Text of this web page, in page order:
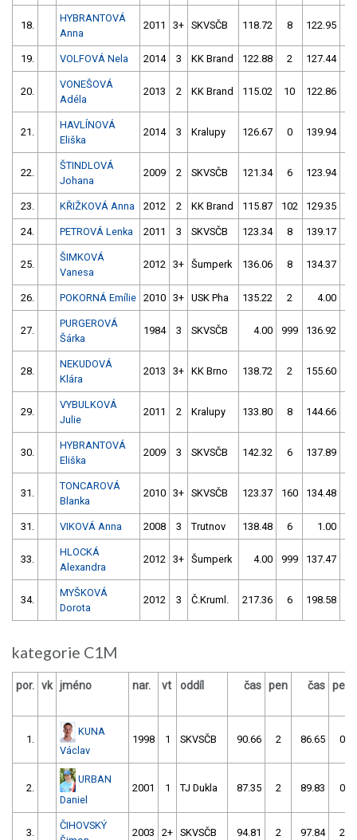
18.
HYBRANTOVÁ
Anna
2011 3+ SKVSČB 118.72 8 122.95
19. VOLFOVÁ Nela 2014 3 KK Brand 122.88 2 127.44
20.
VONEŠOVÁ
Adéla
2013 2 KK Brand 115.02 10 122.86
21.
HAVLÍNOVÁ
Eliška
2014 3 Kralupy 126.67 0 139.94
22.
ŠTINDLOVÁ
Johana
2009 2 SKVSČB 121.34 6 123.94
23. KŘIŽKOVÁ Anna 2012 2 KK Brand 115.87 102 129.35
24. PETROVÁ Lenka 2011 3 SKVSČB 123.34 8 139.17
25.
ŠIMKOVÁ
Vanesa
2012 3+ Šumperk 136.06 8 134.37
26. POKORNÁ Emílie 2010 3+ USK Pha 135.22 2 4.00
27.
PURGEROVÁ
Šárka
1984 3 SKVSČB 4.00 999 136.92
28.
NEKUDOVÁ
Klára
2013 3+ KK Brno 138.72 2 155.60
29.
VYBULKOVÁ
Julie
2011 2 Kralupy 133.80 8 144.66
30.
HYBRANTOVÁ
Eliška
2009 3 SKVSČB 142.32 6 137.89
31.
TONCAROVÁ
Blanka
2010 3+ SKVSČB 123.37 160 134.48
31. VIKOVÁ Anna 2008 3 Trutnov 138.48 6 1.00
33.
HLOCKÁ
Alexandra
2012 3+ Šumperk 4.00 999 137.47
34.
MYŠKOVÁ
Dorota
2012 3 Č.Kruml. 217.36 6 198.58
kategorie C1M
por. vk jméno nar. vt oddíl čas pen čas pen
1.
KUNA
Václav
1998 1 SKVSČB 90.66 2 86.65 0
2.
URBAN
Daniel
2001 1 TJ Dukla 87.35 2 89.83 0
3.
ČIHOVSKÝ
2003 2+ SKVSČB 94.81 2 97.84 2